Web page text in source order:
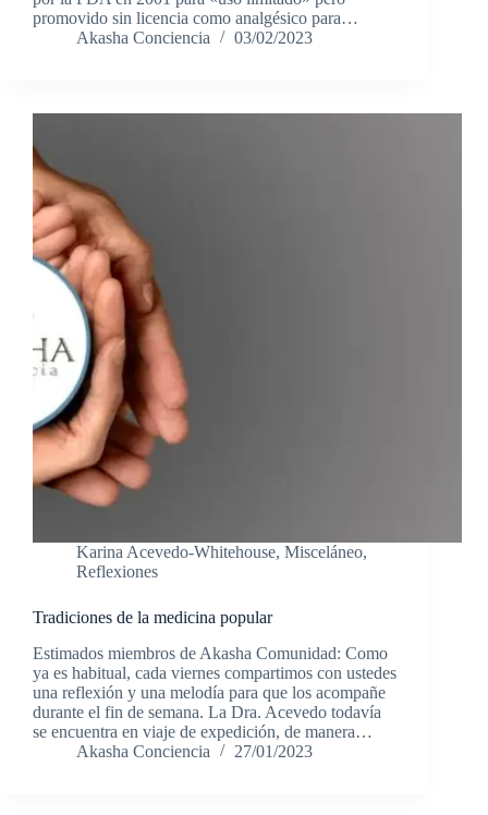
promovido sin licencia como analgésico para…
Akasha Conciencia
03/02/2023
Karina Acevedo-Whitehouse, Misceláneo,
Reflexiones
Tradiciones de la medicina popular
Estimados miembros de Akasha Comunidad: Como
ya es habitual, cada viernes compartimos con ustedes
una reflexión y una melodía para que los acompañe
durante el fin de semana. La Dra. Acevedo todavía
se encuentra en viaje de expedición, de manera…
Akasha Conciencia
27/01/2023